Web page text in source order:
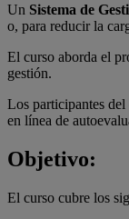
Un Sistema de
o, para reducir la
El curso aborda el
gestión.
Los participantes
en línea de
Objetivo:
El curso cubre los